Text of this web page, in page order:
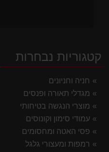
קטגוריות נבחרות
חניה וחניונים
מגדלי תאורה ופנסים
מוצרי הנגשה בטיחותי
עמודי סימון וקונוסים
פסי האטה ומחסומים
רמפות ומעצורי גלגל